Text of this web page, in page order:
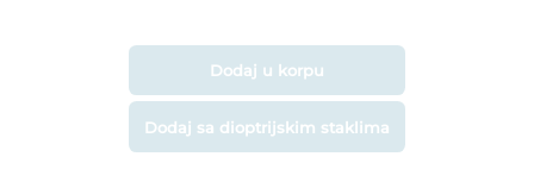
Dodaj u korpu
Dodaj sa dioptrijskim staklima